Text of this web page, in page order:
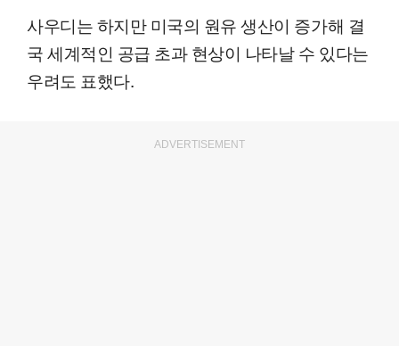
사우디는 하지만 미국의 원유 생산이 증가해 결
국 세계적인 공급 초과 현상이 나타날 수 있다는
우려도 표했다.
ADVERTISEMENT